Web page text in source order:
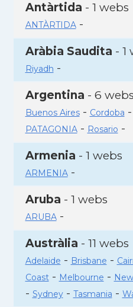
Antàrtida - 1 webs
ANTÀRTIDA-
Aràbia Saudita - 1
Riyadh -
Argentina - 6 webs
Buenos Aires- Cordoba -
PATAGONIA- Rosario -
Armenia - 1 webs
ARMENIA-
Aruba - 1 webs
ARUBA-
Austràlia - 11 webs
Adelaide - Brisbane -
Coast- Melbourne -
- Sydney- Tasmania -